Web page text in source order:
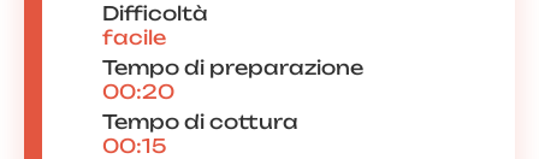
Difficoltà
facile
Tempo di preparazione
00:20
Tempo di cottura
00:15